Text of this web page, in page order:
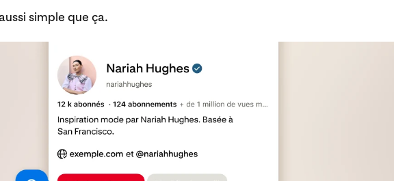
simple que ça.